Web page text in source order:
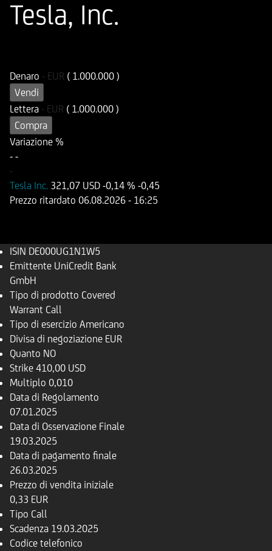
Tesla, Inc.
Denaro - EUR ( 1.000.000 )
Vendi
Lettera - EUR ( 1.000.000 )
Compra
Variazione %
- -
-
Tesla Inc. 321,07 USD -0,14 % -0,45
Prezzo ritardato 06.08.2026 - 16:25
ISIN DE000UG1N1W5
Emittente UniCredit Bank
GmbH
Tipo di prodotto Covered
Warrant Call
Tipo di esercizio Americano
Divisa di negoziazione EUR
Quanto NO
Strike 410,00 USD
Multiplo 0,010
Data di Regolamento
07.01.2025
Data di Osservazione Finale
19.03.2025
Data di pagamento finale
26.03.2025
Prezzo di vendita iniziale
0,33 EUR
Tipo Call
Scadenza 19.03.2025
Codice telefonico